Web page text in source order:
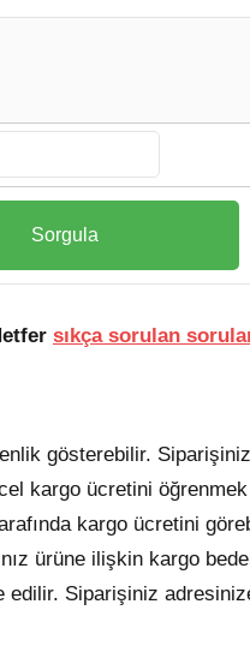
sıkça sorulan
gösterebilir.
kargo ücretini
kargo ücretini
ürüne ilişkin kargo
edilir. Siparişiniz